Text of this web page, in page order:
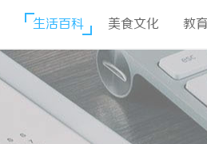
生活百科 美食文化 教